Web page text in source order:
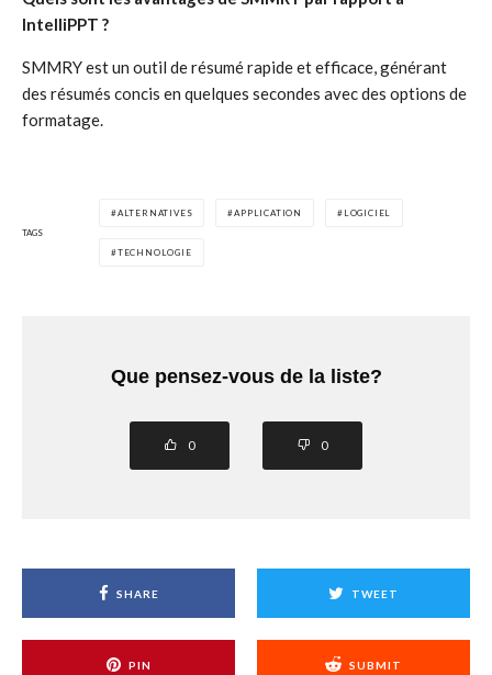
IntelliPPT ?
SMMRY est un outil de résumé rapide et efficace, générant
des résumés concis en quelques secondes avec des options de
formatage.
TAGS
ALTERNATIVES APPLICATION LOGICIEL
TECHNOLOGIE
Que pensez-vous de la liste?
0 0
SHARE TWEET
PIN SUBMIT